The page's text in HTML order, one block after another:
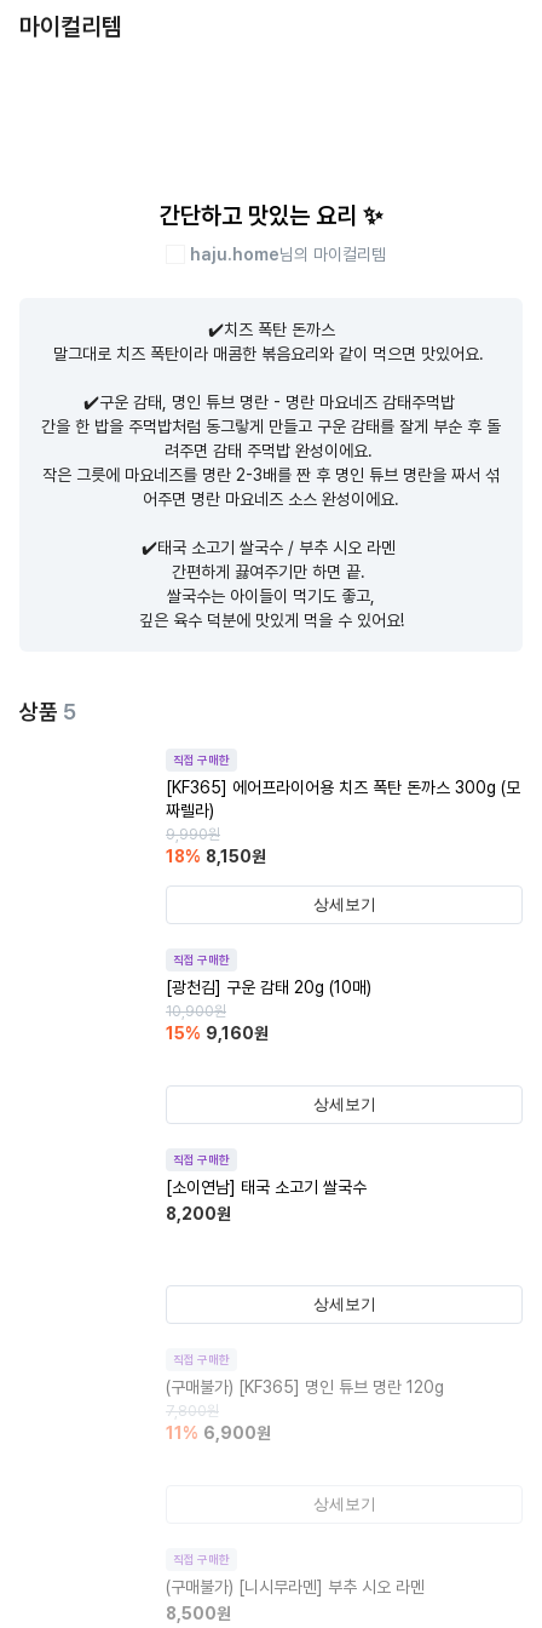
마이컬리템
간단하고 맛있는 요리 ✨
haju.home님의 마이컬리템
✔️치즈 폭탄 돈까스
말그대로 치즈 폭탄이라 매콤한 볶음요리와 같이 먹으면 맛있어요.
✔️구운 감태, 명인 튜브 명란 - 명란 마요네즈 감태주먹밥
간을 한 밥을 주먹밥처럼 동그랗게 만들고 구운 감태를 잘게 부순 후 돌
려주면 감태 주먹밥 완성이에요.
작은 그릇에 마요네즈를 명란 2-3배를 짠 후 명인 튜브 명란을 짜서 섞
어주면 명란 마요네즈 소스 완성이에요.
✔️태국 소고기 쌀국수 / 부추 시오 라멘
간편하게 끓여주기만 하면 끝.
쌀국수는 아이들이 먹기도 좋고,
깊은 육수 덕분에 맛있게 먹을 수 있어요!
상품 5
직접 구매한
[KF365] 에어프라이어용 치즈 폭탄 돈까스 300g (모
짜렐라)
9,990원
18% 8,150원
상세보기
직접 구매한
[광천김] 구운 감태 20g (10매)
10,900원
15% 9,160원
상세보기
직접 구매한
[소이연남] 태국 소고기 쌀국수
8,200원
상세보기
직접 구매한
(구매불가) [KF365] 명인 튜브 명란 120g
7,800원
11 % 6,900원
상세보기
직접 구매한
(구매불가) [니시무라멘] 부추 시오 라멘
8,500원